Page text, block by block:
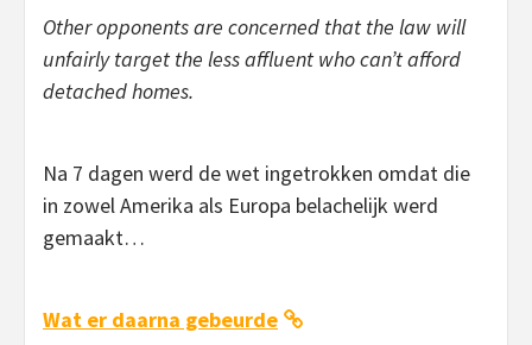
Other opponents are concerned that the law will
unfairly target the less affluent who can’t afford
detached homes.
Na 7 dagen werd de wet ingetrokken omdat die
in zowel Amerika als Europa belachelijk werd
gemaakt…
Wat er daarna gebeurde